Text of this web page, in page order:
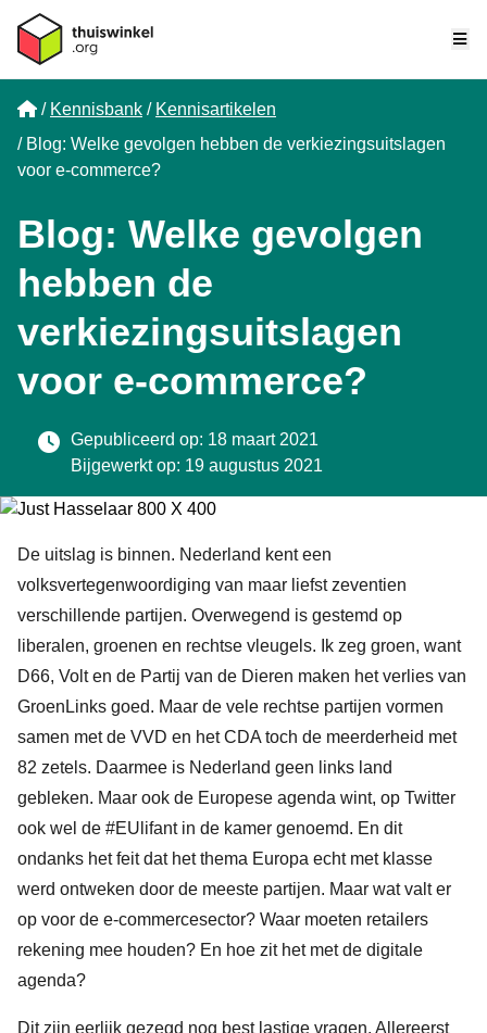
Home
Kennisbank
Kennisartikelen
Blog: Welke gevolgen hebben de verkiezingsuitslagen
voor e-commerce?
Blog: Welke gevolgen
hebben de
verkiezingsuitslagen
voor e-commerce?
Gepubliceerd op: 18 maart 2021
Bijgewerkt op: 19 augustus 2021
De uitslag is binnen. Nederland kent een
volksvertegenwoordiging van maar liefst zeventien
verschillende partijen. Overwegend is gestemd op
liberalen, groenen en rechtse vleugels. Ik zeg groen, want
D66, Volt en de Partij van de Dieren maken het verlies van
GroenLinks goed. Maar de vele rechtse partijen vormen
samen met de VVD en het CDA toch de meerderheid met
82 zetels. Daarmee is Nederland geen links land
gebleken. Maar ook de Europese agenda wint, op Twitter
ook wel de #EUlifant in de kamer genoemd. En dit
ondanks het feit dat het thema Europa echt met klasse
werd ontweken door de meeste partijen. Maar wat valt er
op voor de e-commercesector? Waar moeten retailers
rekening mee houden? En hoe zit het met de digitale
agenda?
Dit zijn eerlijk gezegd nog best lastige vragen. Allereerst